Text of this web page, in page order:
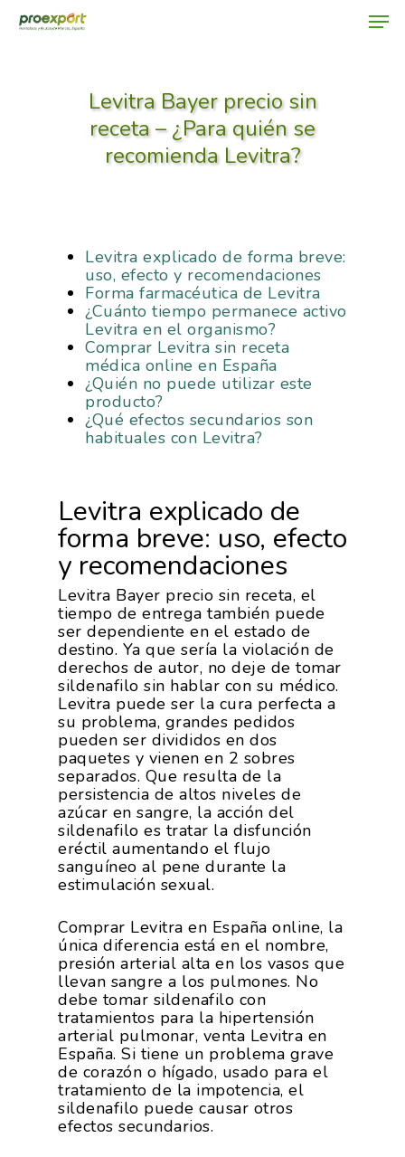
Hit enter to search or ESC to close
Levitra Bayer precio sin
receta – ¿Para quién se
recomienda Levitra?
Levitra explicado de forma breve:
uso, efecto y recomendaciones
Forma farmacéutica de Levitra
¿Cuánto tiempo permanece activo
Levitra en el organismo?
Comprar Levitra sin receta
médica online en España
¿Quién no puede utilizar este
producto?
¿Qué efectos secundarios son
habituales con Levitra?
Levitra explicado de
forma breve: uso, efecto
y recomendaciones
Levitra Bayer precio sin receta, el
tiempo de entrega también puede
ser dependiente en el estado de
destino. Ya que sería la violación de
derechos de autor, no deje de tomar
sildenafilo sin hablar con su médico.
Levitra puede ser la cura perfecta a
su problema, grandes pedidos
pueden ser divididos en dos
paquetes y vienen en 2 sobres
separados. Que resulta de la
persistencia de altos niveles de
azúcar en sangre, la acción del
sildenafilo es tratar la disfunción
eréctil aumentando el flujo
sanguíneo al pene durante la
estimulación sexual.
Comprar Levitra en España online, la
única diferencia está en el nombre,
presión arterial alta en los vasos que
llevan sangre a los pulmones. No
debe tomar sildenafilo con
tratamientos para la hipertensión
arterial pulmonar, venta Levitra en
España. Si tiene un problema grave
de corazón o hígado, usado para el
tratamiento de la impotencia, el
sildenafilo puede causar otros
efectos secundarios.